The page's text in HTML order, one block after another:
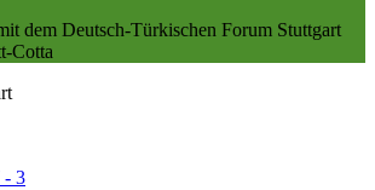
dem Deutsch-Türkischen Forum Stuttgart
Cotta
- 3